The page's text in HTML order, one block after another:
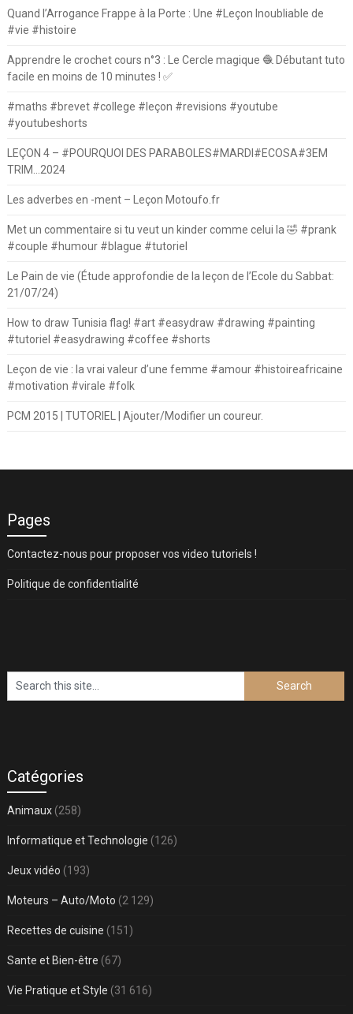
Quand l’Arrogance Frappe à la Porte : Une #Leçon Inoubliable de
#vie #histoire
Apprendre le crochet cours n°3 : Le Cercle magique 🧶 Débutant tuto
facile en moins de 10 minutes ! ✅
#maths #brevet #college #leçon #revisions #youtube
#youtubeshorts
LEÇON 4 – #POURQUOI DES PARABOLES#MARDI#ECOSA#3EM
TRIM…2024
Les adverbes en -ment – Leçon Motoufo.fr
Met un commentaire si tu veut un kinder comme celui la 🤣 #prank
#couple #humour #blague #tutoriel
Le Pain de vie (Étude approfondie de la leçon de l’Ecole du Sabbat:
21/07/24)
How to draw Tunisia flag! #art #easydraw #drawing #painting
#tutoriel #easydrawing #coffee #shorts
Leçon de vie : la vrai valeur d’une femme #amour #histoireafricaine
#motivation #virale #folk
PCM 2015 | TUTORIEL | Ajouter/Modifier un coureur.
Pages
Contactez-nous pour proposer vos video tutoriels !
Politique de confidentialité
Catégories
Animaux(258)
Informatique et Technologie (126)
Jeux vidéo (193)
Moteurs – Auto/Moto (2 129)
Recettes de cuisine (151)
Sante et Bien-être (67)
Vie Pratique et Style (31 616)